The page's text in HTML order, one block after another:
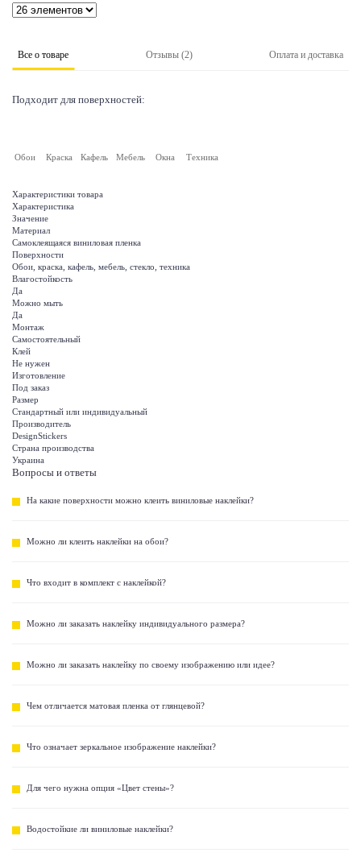
Все о товаре Отзывы (2) Оплата и доставка
Подходит для поверхностей:
Обои Краска Кафель Мебель Окна Техника
Характеристики товара
Характеристика
Значение
Материал
Самоклеящаяся виниловая пленка
Поверхности
Обои, краска, кафель, мебель, стекло, техника
Влагостойкость
Да
Можно мыть
Да
Монтаж
Самостоятельный
Клей
Не нужен
Изготовление
Под заказ
Размер
Стандартный или индивидуальный
Производитель
DesignStickers
Страна производства
Украина
Вопросы и ответы
На какие поверхности можно клеить виниловые наклейки?
Можно ли клеить наклейки на обои?
Что входит в комплект с наклейкой?
Можно ли заказать наклейку индивидуального размера?
Можно ли заказать наклейку по своему изображению или идее?
Чем отличается матовая пленка от глянцевой?
Что означает зеркальное изображение наклейки?
Для чего нужна опция «Цвет стены»?
Водостойкие ли виниловые наклейки?